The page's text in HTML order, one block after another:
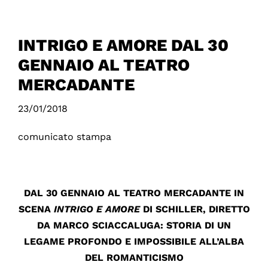
INTRIGO E AMORE DAL 30
GENNAIO AL TEATRO
MERCADANTE
23/01/2018
comunicato stampa
DAL 30 GENNAIO AL TEATRO MERCADANTE IN
SCENA INTRIGO E AMOREDI SCHILLER, DIRETTO
DA MARCO SCIACCALUGA: STORIA DI UN
LEGAME PROFONDO E IMPOSSIBILE ALL’ALBA
DEL ROMANTICISMO